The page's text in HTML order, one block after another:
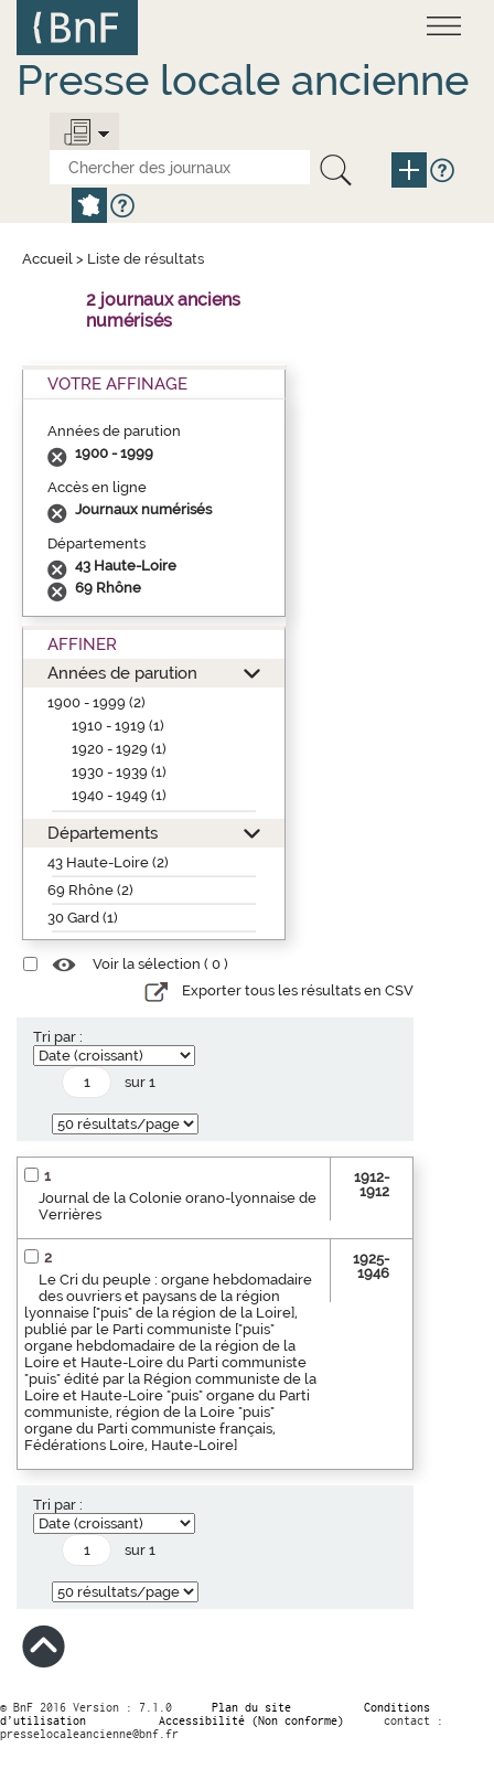
contenu
principal
Presse locale ancienne
Accueil > Liste de résultats
2 journaux anciens
numérisés
VOTRE AFFINAGE
Années de parution
1900 - 1999
Accès en ligne
Journaux numérisés
Départements
43 Haute-Loire
69 Rhône
AFFINER
Années de parution
1900 - 1999 (2)
1910 - 1919 (1)
1920 - 1929 (1)
1930 - 1939 (1)
1940 - 1949 (1)
Départements
43 Haute-Loire (2)
69 Rhône (2)
30 Gard (1)
Voir la sélection ( 0 )
Exporter tous les résultats en CSV
Tri par :
sur 1
1
Journal de la Colonie orano-lyonnaise de
Verrières
1912-
1912
2
Le Cri du peuple : organe hebdomadaire
des ouvriers et paysans de la région
lyonnaise ["puis" de la région de la Loire],
publié par le Parti communiste ["puis"
organe hebdomadaire de la région de la
Loire et Haute-Loire du Parti communiste
"puis" édité par la Région communiste de la
Loire et Haute-Loire "puis" organe du Parti
communiste, région de la Loire "puis"
organe du Parti communiste français,
Fédérations Loire, Haute-Loire]
1925-
1946
Tri par :
sur 1
© BnF 2016 Version : 7.1.0 Plan du site
Conditions
d’utilisation
Accessibilité (Non conforme)
contact :
presselocaleancienne@bnf.fr
Panneau de gestion des cookies